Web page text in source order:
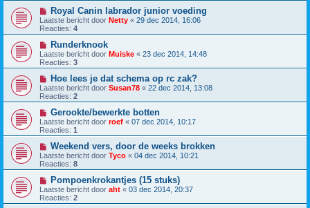
Royal Canin labrador junior voeding
Laatste bericht door Netty « 29 dec 2014, 16:06
Reacties: 4
Runderknook
Laatste bericht door Muiske « 23 dec 2014, 14:48
Reacties: 3
Hoe lees je dat schema op rc zak?
Laatste bericht door Susan78 « 22 dec 2014, 13:08
Reacties: 2
Gerookte/bewerkte botten
Laatste bericht door roef « 07 dec 2014, 10:17
Reacties: 1
Weekend vers, door de weeks brokken
Laatste bericht door Tyco « 04 dec 2014, 10:21
Reacties: 8
Pompoenkrokantjes (15 stuks)
Laatste bericht door aht « 03 dec 2014, 20:37
Reacties: 2